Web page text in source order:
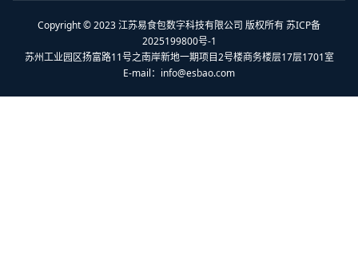
Copyright © 2023 江苏易食包数字科技有限公司 版权所有 苏ICP备
2025199800号-1
苏州工业园区扬富路11号之南岸新地一期项目2号楼商务楼层17层1701室
E-mail： info@esbao.com